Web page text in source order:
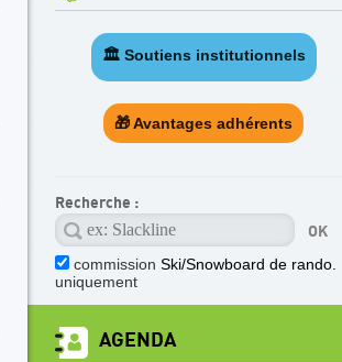
🏛️ Soutiens institutionnels
🎁 Avantages adhérents
Recherche :
commission Ski/Snowboard de rando.
uniquement
AGENDA